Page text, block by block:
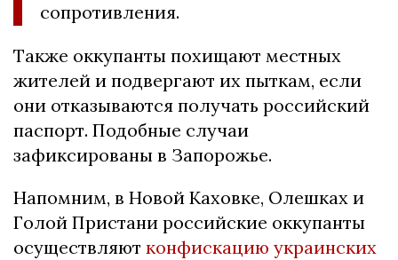
сопротивления.
Также оккупанты похищают местных
жителей и подвергают их пыткам, если
они отказываются получать российский
паспорт. Подобные случаи
зафиксированы в Запорожье.
Напомним, в Новой Каховке, Олешках и
Голой Пристани российские оккупанты
осуществляют конфискацию украинских